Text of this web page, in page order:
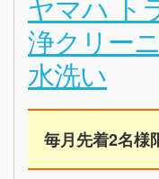
ヤマハ ト
浄クリー
水洗い
毎月先着2名様